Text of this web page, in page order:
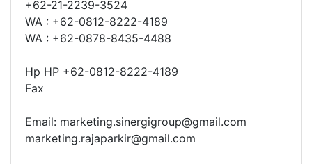
+62-21-2239-3524
WA : +62-0812-8222-4189
WA : +62-0878-8435-4488
Hp HP +62-0812-8222-4189
Fax
Email: marketing.sinergigroup@gmail.com
marketing.rajaparkir@gmail.com